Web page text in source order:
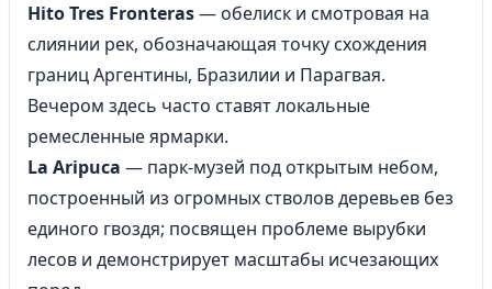
Hito Tres Fronteras— обелиск и смотровая на
слиянии рек, обозначающая точку схождения
границ Аргентины, Бразилии и Парагвая.
Вечером здесь часто ставят локальные
ремесленные ярмарки.
La Aripuca — парк-музей под открытым небом,
построенный из огромных стволов деревьев без
единого гвоздя; посвящен проблеме вырубки
лесов и демонстрирует масштабы исчезающих